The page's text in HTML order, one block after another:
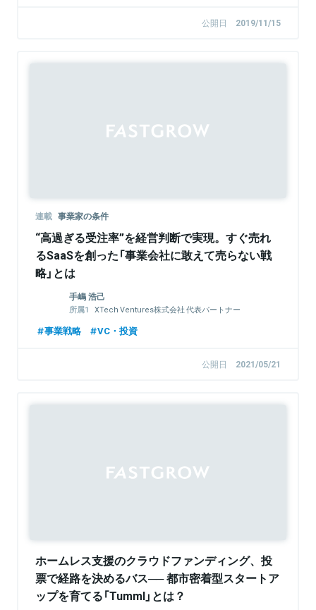
公開日 2019/11/15
連載 事業家の条件
“高過ぎる受注率”を経営判断で実現。すぐ売れ
るSaaSを創った「事業会社に敢えて売らない戦
略」とは
手嶋 浩己
XTech Ventures株式会社 代表パートナー
事業戦略 VC・投資
公開日 2021/05/21
ホームレス支援のクラウドファンディング、投
票で経路を決めるバス── 都市密着型スタートア
ップを育てる「Tumml」とは？